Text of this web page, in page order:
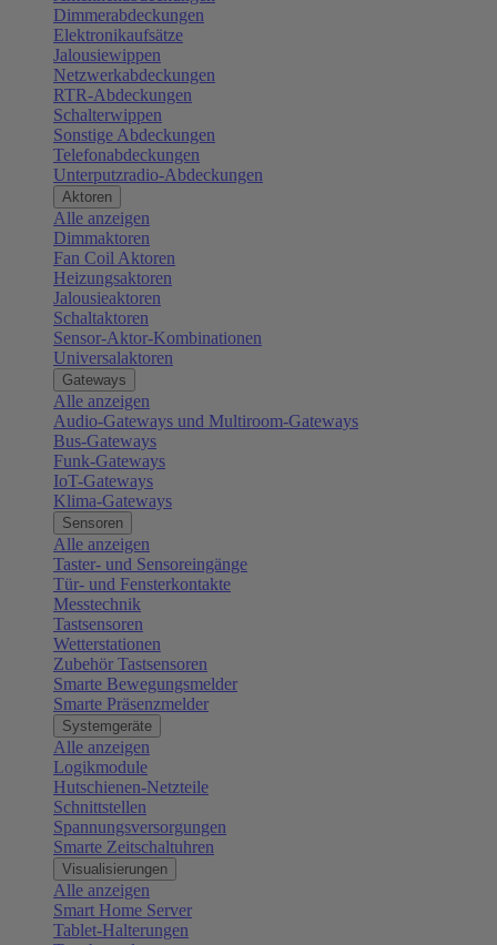
Dimmerabdeckungen
Elektronikaufsätze
Jalousiewippen
Netzwerkabdeckungen
RTR-Abdeckungen
Schalterwippen
Sonstige Abdeckungen
Telefonabdeckungen
Unterputzradio-Abdeckungen
Aktoren
Alle anzeigen
Dimmaktoren
Fan Coil Aktoren
Heizungsaktoren
Jalousieaktoren
Schaltaktoren
Sensor-Aktor-Kombinationen
Universalaktoren
Gateways
Alle anzeigen
Audio-Gateways und Multiroom-Gateways
Bus-Gateways
Funk-Gateways
IoT-Gateways
Klima-Gateways
Sensoren
Alle anzeigen
Taster- und Sensoreingänge
Tür- und Fensterkontakte
Messtechnik
Tastsensoren
Wetterstationen
Zubehör Tastsensoren
Smarte Bewegungsmelder
Smarte Präsenzmelder
Systemgeräte
Alle anzeigen
Logikmodule
Hutschienen-Netzteile
Schnittstellen
Spannungsversorgungen
Smarte Zeitschaltuhren
Visualisierungen
Alle anzeigen
Smart Home Server
Tablet-Halterungen